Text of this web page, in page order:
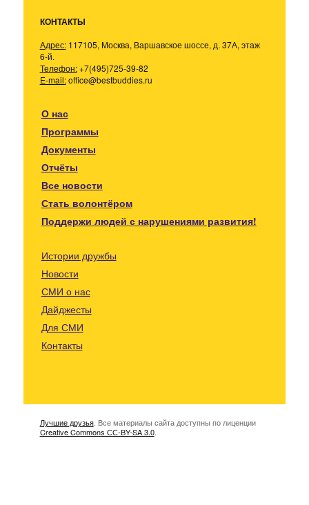
КОНТАКТЫ
Адрес:117105, Москва, Варшавское шоссе, д. 37А, этаж
6-й.
Телефон:+7(495)725-39-82
E-mail:office@bestbuddies.ru
О нас
Программы
Документы
Отчёты
Все новости
Стать волонтёром
Поддержи людей с нарушениями развития!
Истории дружбы
Новости
СМИ о нас
Дайджесты
Для СМИ
Контакты
Лучшие друзья. Все материалы сайта доступны по лиценции
Creative Commons СС-BY-SA 3.0.